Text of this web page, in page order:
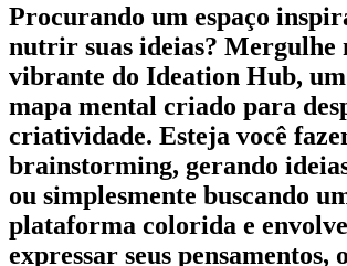
Procurando um espaço
nutrir suas ideias? Mergulhe
vibrante do Ideation Hub,
mapa mental criado para
criatividade. Esteja você
brainstorming, gerando
ou simplesmente buscando
plataforma colorida e
expressar seus pensamentos,